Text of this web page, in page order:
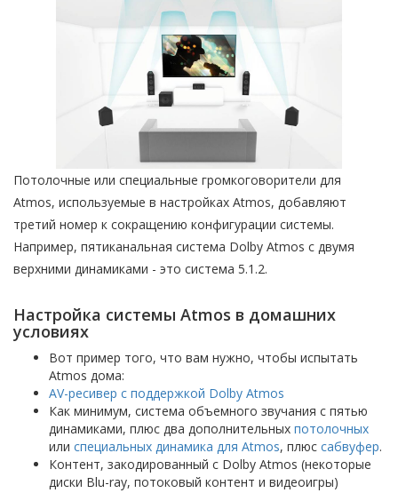
Потолочные или специальные громкоговорители для
Atmos, используемые в настройках Atmos, добавляют
третий номер к сокращению конфигурации системы.
Например, пятиканальная система Dolby Atmos с двумя
верхними динамиками - это система 5.1.2.
Настройка системы Atmos в домашних
условиях
Вот пример того, что вам нужно, чтобы испытать
Atmos дома:
AV-ресивер с поддержкой Dolby Atmos
Как минимум, система объемного звучания с пятью
динамиками, плюс два дополнительных потолочных
или специальных динамика для Atmos, плюс сабвуфер.
Контент, закодированный с Dolby Atmos (некоторые
диски Blu-ray, потоковый контент и видеоигры)